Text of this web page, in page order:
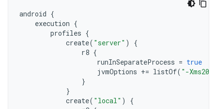
android {
execution {
profiles {
create( "server" )
{
r8 {
runInSeparateProcess = true
jvmOptions += listOf( "-
}
}
create( "local" )
{